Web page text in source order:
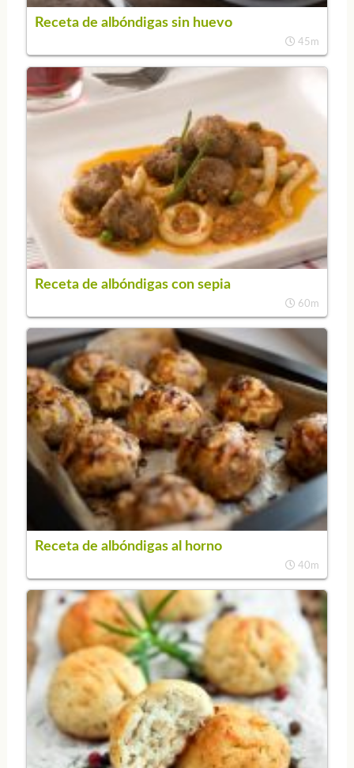
Receta de albóndigas sin huevo
45m
Receta de albóndigas con sepia
60m
Receta de albóndigas al horno
40m